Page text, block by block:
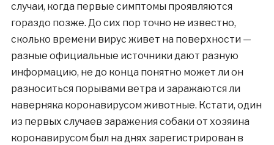
случаи, когда первые симптомы проявляются
гораздо позже. До сих пор точно не известно,
сколько времени вирус живет на поверхности —
разные официальные источники дают разную
информацию, не до конца понятно может ли он
разноситься порывами ветра и заражаются ли
наверняка коронавирусом животные. Кстати, один
из первых случаев заражения собаки от хозяина
коронавирусом был на днях зарегистрирован в